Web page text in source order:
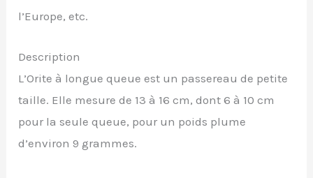
l’Europe, etc.
Description
L’Orite à longue queue est un passereau de petite
taille. Elle mesure de 13 à 16 cm, dont 6 à 10 cm
pour la seule queue, pour un poids plume
d’environ 9 grammes.